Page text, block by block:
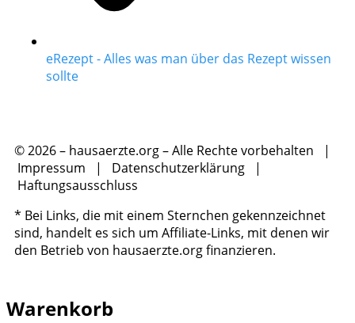
eRezept - Alles was man über das Rezept wissen
sollte
© 2026 – hausaerzte.org – Alle Rechte vorbehalten |
Impressum | Datenschutzerklärung |
Haftungsausschluss
* Bei Links, die mit einem Sternchen gekennzeichnet
sind, handelt es sich um Affiliate-Links, mit denen wir
den Betrieb von hausaerzte.org finanzieren.
Warenkorb